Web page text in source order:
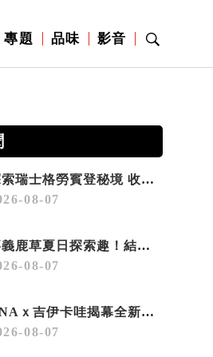
專題 品味 影音
探索瑞士格勞賓登秘境 收藏六種阿爾卑斯夏日療癒之旅
08-07
嘉義鹿草夏日探索趣！結合科學、農場與自然的親子小旅行
08-07
ANAｘ吉伊卡哇揭幕全新彩繪機「Chiikawa JET」
08-07